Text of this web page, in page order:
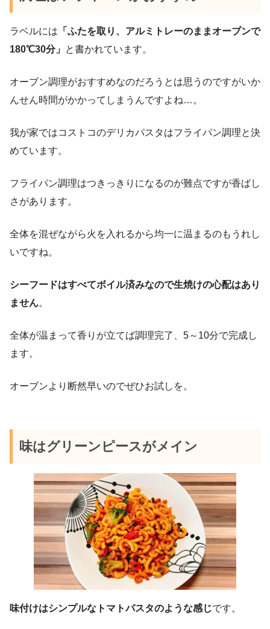
ラベルには 「ふたを取り、アルミトレーのままオーブンで
180℃30分」 と書かれています。
オーブン調理がおすすめなのだろうとは思うのですがいか
んせん時間がかかってしまうんですよね…。
我が家ではコストコのデリカパスタはフライパン調理と決
めています。
フライパン調理はつきっきりになるのが難点ですが香ばし
さがあります。
全体を混ぜながら火を入れるから均一に温まるのもうれし
いですね。
シーフードはすべてボイル済みなので生焼けの心配はあり
ません。
全体が温まって香りが立てば調理完了、5～10分で完成し
ます。
オーブンより断然早いのでぜひお試しを。
味はグリーンピースがメイン
味付けはシンプルなトマトパスタのような感じです。